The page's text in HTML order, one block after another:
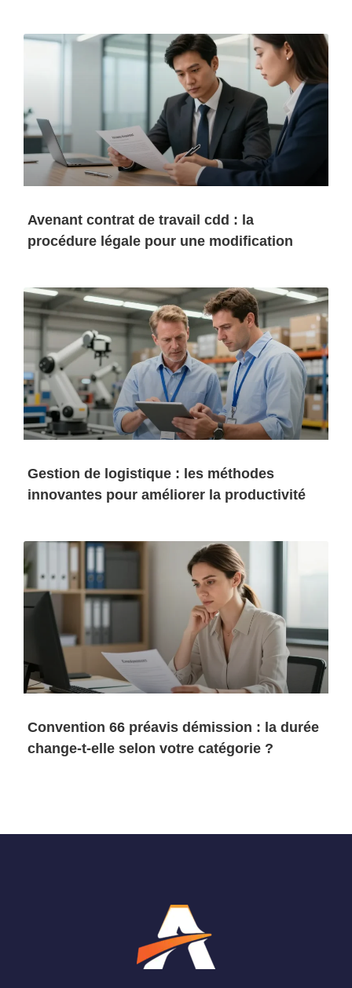
Avenant contrat de travail cdd : la
procédure légale pour une modification
Gestion de logistique : les méthodes
innovantes pour améliorer la productivité
Convention 66 préavis démission : la durée
change-t-elle selon votre catégorie ?